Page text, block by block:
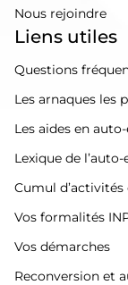
Nous rejoindre
Liens utiles
Questions
Les arnaques les
Les aides en
Lexique de
Cumul
Vos formalités
Vos démarches
Reconversion et